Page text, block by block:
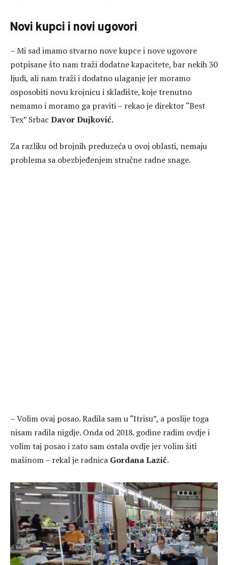
Novi kupci i novi ugovori
– Mi sad imamo stvarno nove kupce i nove ugovore
potpisane što nam traži dodatne kapacitete, bar nekih 30
ljudi, ali nam traži i dodatno ulaganje jer moramo
osposobiti novu krojnicu i skladište, koje trenutno
nemamo i moramo ga praviti – rekao je direktor “Best
Tex” Srbac Davor Dujković.
Za razliku od brojnih preduzeća u ovoj oblasti, nemaju
problema sa obezbjeđenjem stručne radne snage.
– Volim ovaj posao. Radila sam u “Itrisu”, a poslije toga
nisam radila nigdje. Onda od 2018. godine radim ovdje i
volim taj posao i zato sam ostala ovdje jer volim šiti
mašinom – rekal je radnica Gordana Lazić.